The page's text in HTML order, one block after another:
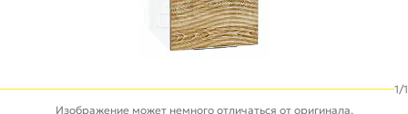
1/1
Изображение может немного отличаться от оригинала.